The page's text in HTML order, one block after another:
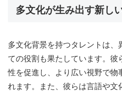
多文化が生み出す新し
多文化背景を持つタレントは、
ての役割も果たしています。彼
性を促進し、より広い視野で物
れます。また、彼らは言語や文